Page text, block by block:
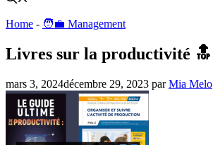
Home - 🧑‍💼 Management
Livres sur la productivité 🔝
mars 3, 2024décembre 29, 2023 parMia Melo